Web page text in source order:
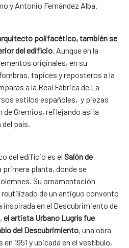
y Antonio Fernández Alba.
polifacético, también se
del edificio. Aunque en la
originales, en su
tapices y reposteros a la
a la Real Fábrica de La
estilos españoles, y piezas
Gremios, reflejando así la
país.
del edificio es el Salón de
primera planta, donde se
Su ornamentación
de un antiguo convento
inspirada en el Descubrimiento de
el artista Urbano Lugrís fue
del Descubrimiento, una obra
1951 y ubicada en el vestíbulo,